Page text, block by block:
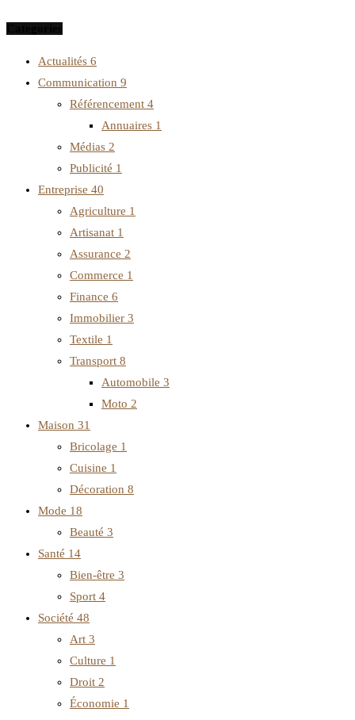
Actualités 6
Communication 9
Référencement 4
Annuaires 1
Médias 2
Publicité 1
Entreprise 40
Agriculture 1
Artisanat 1
Assurance 2
Commerce 1
Finance 6
Immobilier 3
Textile 1
Transport 8
Automobile 3
Moto 2
Maison 31
Bricolage 1
Cuisine 1
Décoration 8
Mode 18
Beauté 3
Santé 14
Bien-être 3
Sport 4
Société 48
Art 3
Culture 1
Droit 2
Économie 1